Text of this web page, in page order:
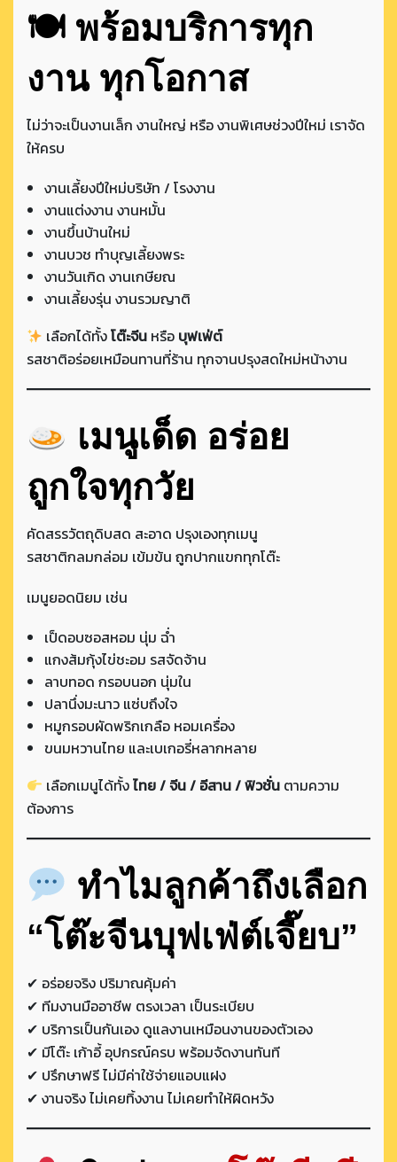
🍽 พร้อมบริการทุก
งาน ทุกโอกาส
ไม่ว่าจะเป็นงานเล็ก งานใหญ่ หรือ งานพิเศษช่วงปีใหม่ เราจัด
ให้ครบ
งานเลี้ยงปีใหม่บริษัท / โรงงาน
งานแต่งงาน งานหมั้น
งานขึ้นบ้านใหม่
งานบวช ทำบุญเลี้ยงพระ
งานวันเกิด งานเกษียณ
งานเลี้ยงรุ่น งานรวมญาติ
เลือกได้ทั้งโต๊ะจีน หรือ บุฟเฟ่ต์
รสชาติอร่อยเหมือนทานที่ร้าน ทุกจานปรุงสดใหม่หน้างาน
เมนูเด็ด อร่อย
ถูกใจทุกวัย
คัดสรรวัตถุดิบสด สะอาด ปรุงเองทุกเมนู
รสชาติกลมกล่อม เข้มข้น ถูกปากแขกทุกโต๊ะ
เมนูยอดนิยม เช่น
เป็ดอบซอสหอม นุ่ม ฉ่ำ
แกงส้มกุ้งไข่ชะอม รสจัดจ้าน
ลาบทอด กรอบนอก นุ่มใน
ปลานึ่งมะนาว แซ่บถึงใจ
หมูกรอบผัดพริกเกลือ หอมเครื่อง
ขนมหวานไทย และเบเกอรี่หลากหลาย
เลือกเมนูได้ทั้งไทย / จีน / อีสาน / ฟิวชั่น ตามความ
ต้องการ
ทำไมลูกค้าถึงเลือก
“โต๊ะจีนบุฟเฟ่ต์เจี๊ยบ”
✔ อร่อยจริง ปริมาณคุ้มค่า
✔ ทีมงานมืออาชีพ ตรงเวลา เป็นระเบียบ
✔ บริการเป็นกันเอง ดูแลงานเหมือนงานของตัวเอง
✔ มีโต๊ะ เก้าอี้ อุปกรณ์ครบ พร้อมจัดงานทันที
✔ ปรึกษาฟรี ไม่มีค่าใช้จ่ายแอบแฝง
✔ งานจริง ไม่เคยทิ้งงาน ไม่เคยทำให้ผิดหวัง